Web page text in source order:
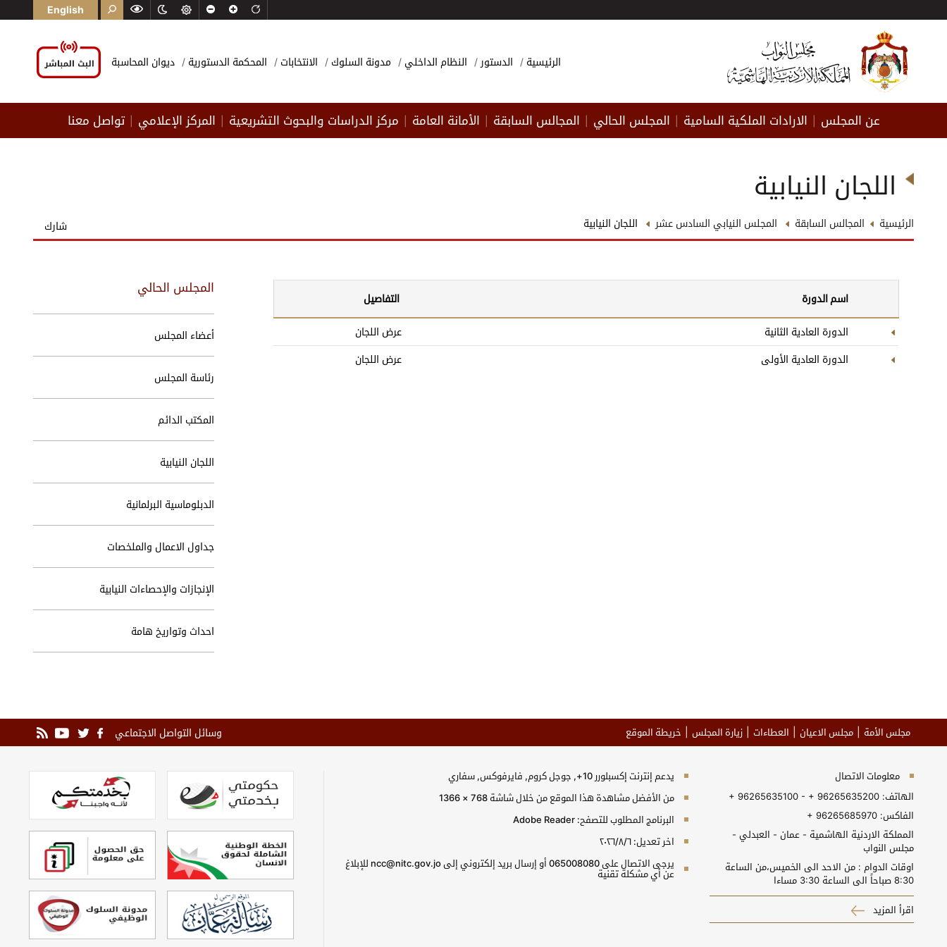
English
الرئيسية الدستور النظام الداخلي مدونة السلوك الانتخابات المحكمة الدستورية ديوان المحاسبة
عن المجلس الارادات الملكية السامية المجلس الحالي المجالس السابقة الأمانة العامة مركز الدراسات والبحوث التشريعية المركز الإعلامي تواصل معنا
اللجان النيابية
الرئيسية المجالس السابقة المجلس النيابي السادس عشر اللجان النيابية شارك
اسم الدورة التفاصيل
الدورة العادية الثانية عرض اللجان
الدورة العادية الأولى عرض اللجان
المجلس الحالي
أعضاء المجلس
رئاسة المجلس
المكتب الدائم
اللجان النيابية
الدبلوماسية البرلمانية
جداول الاعمال والملخصات
الإنجازات والإحصاءات النيابية
احداث وتواريخ هامة
مجلس الأمة مجلس الاعيان العطاءات زيارة المجلس خريطة الموقع وسائل التواصل الاجتماعي
معلومات الاتصال
الهاتف: + 96265635100 - + 96265635200
الفاكس: + 96265685970
المملكة الاردنية الهاشمية - عمان - العبدلي -
مجلس النواب
اوقات الدوام : من الاحد الى الخميس،من الساعة
8:30 صباحاً الى الساعة 3:30 مساءا
اقرأ المزيد
يدعم إنترنت إكسبلورر 10+, جوجل كروم, فايرفوكس, سفاري
من الأفضل مشاهدة هذا الموقع من خلال شاشة 768 × 1366
البرنامج المطلوب للتصفح: Adobe Reader
اخر تعديل: ٢٠٢٦/٨/٦
يرجى الاتصال على 065008080 أو إرسال بريد إلكتروني إلى ncc@nitc.gov.jo للإبلاغ
عن أي مشكلة تقنية